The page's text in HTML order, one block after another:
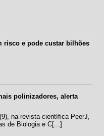
risco e pode custar bilhões
polinizadores, alerta
na revista científica PeerJ,
de Biologia e C[...]